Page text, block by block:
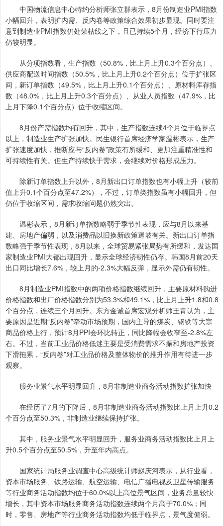
中国物流信息中心特约分析师张立群表示，8月份制造业PMI指数
小幅回升，表明扩内需、反内卷等政策综合效果初步显现。同时要注
意到制造业PMI指数仍处荣枯线之下，且已持续5个月，经济下行压力
仍较明显。
从分项指数看，生产指数（50.8%，比上月上升0.3个百分点）、
供应商配送时间指数（50.5%，比上月上升0.2个百分点）位于扩张区
间，新订单指数（49.5%，比上月上升0.1个百分点）、原材料库存指
数（48.0%，比上月上升0.3个百分点）、从业人员指数（47.9%，比
上月下降0.1个百分点）位于收缩区间。
8月份产需指数均有回升，其中，生产指数连续4个月位于临界点
以上，制造业生产扩张加快。民生银行首席经济学家温彬表示，生产
扩张速度加快，推断应与“反内卷”政策有所缓和、更加注重精准性和
可持续性有关。但生产持续快于需求，会继续对价格形成压力。
除新订单指数上升以外，8月新出口订单指数也有小幅上升（较前
值上升0.1个百分点至47.2%），不过，订单类指数虽有小幅回升，但
仍位于收缩区间，需求收缩问题仍然突出。
温彬表示，8月新订单指数略弱于季节性表现，应与8月以来基
建、房地产偏弱，以及消费品以旧换新政策退坡有关。新出口订单指
数略强于季节性表现，8月以来，全球贸易紧张局势有所缓和，发达国
家制造业PMI大都出现回升，显示全球经济韧性仍存。韩国8月前20天
出口同比增长7.6%，较上月的-2.3%大幅反弹，显示外需仍有韧性。
8月制造业PMI指数中的两项价格指数继续回升，主要原材料购进
价格指数和出厂价格指数分别为53.3%和49.1%，比上月上升1.8和0.8
个百分点，连续三个月回升。东方金诚首席宏观分析师王青认为，主
要原因是近期“反内卷”牵动市场预期，国内主导的煤炭、钢铁等大宗
商品价格上行，预计8月PPI会环比转正，同比降幅会收窄至-2.8%左
右。不过，当前工业品价格低迷主要是受消费需求不振和房地产投资
下滑拖累，“反内卷”对工业品价格及整体物价的推升作用有待进一步
观察。
服务业景气水平明显回升，8月非制造业商务活动指数扩张加快
在经历了7月的下降后，8月非制造业商务活动指数比上月上升0.2
个百分点至50.3%，非制造业继续保持扩张。
其中，服务业景气水平明显回升，服务业商务活动指数比上月上
升0.5个百分点至50.5%，升至年内高点。
国家统计局服务业调查中心高级统计师赵庆河表示，从行业看，
资本市场服务、铁路运输、航空运输、电信广播电视及卫星传输服务
等行业商务活动指数均位于60.0%以上高位景气区间，业务总量较快
增长，其中资本市场服务商务活动指数连续两个月高于70.0%；同
时，零售、房地产等行业商务活动指数均低于临界点，景气度偏弱。